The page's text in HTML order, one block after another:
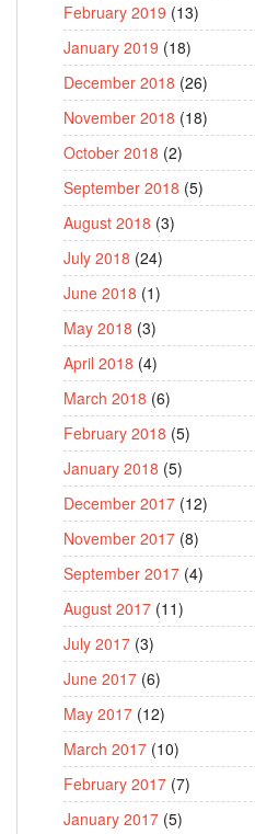
February 2019 (13)
January 2019 (18)
December 2018 (26)
November 2018 (18)
October 2018 (2)
September 2018 (5)
August 2018 (3)
July 2018 (24)
June 2018 (1)
May 2018 (3)
April 2018 (4)
March 2018 (6)
February 2018 (5)
January 2018 (5)
December 2017 (12)
November 2017 (8)
September 2017 (4)
August 2017 (11)
July 2017 (3)
June 2017 (6)
May 2017 (12)
March 2017 (10)
February 2017 (7)
January 2017 (5)